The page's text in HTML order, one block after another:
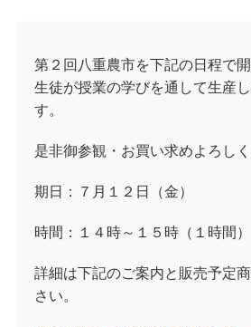
第２回八重農市を下記の日程で開
生徒が授業の学びを通して生産
す。
是非御参観・お買い求めよろし
期日：７月１２日（金）
時間：１４時～１５時（１時間）
詳細は下記のご案内と販売予定
さい。